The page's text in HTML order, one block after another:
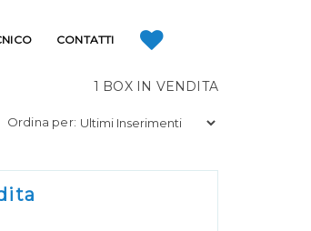
CONTATTI
1 BOX IN VENDITA
Ordina per: